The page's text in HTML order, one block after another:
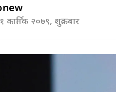
कार्तिक २०७९, शुक्रबार